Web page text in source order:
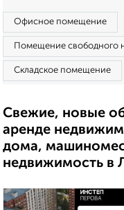
Офисное помещение
Помещение свободного
Складское помещение
Свежие, новые
аренде
дома,
недвижимость в